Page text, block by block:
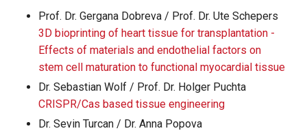
Prof. Dr. Gergana Dobreva / Prof. Dr. Ute Schepers
3D bioprinting of heart tissue for transplantation -
Effects of materials and endothelial factors on
stem cell maturation to functional myocardial tissue
Dr. Sebastian Wolf / Prof. Dr. Holger Puchta
CRISPR/Cas based tissue engineering
Dr. Sevin Turcan / Dr. Anna Popova